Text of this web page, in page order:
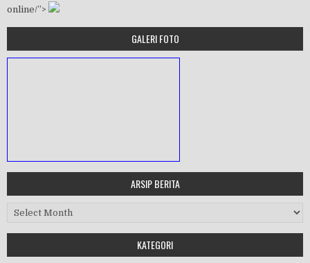
online/”>
GALERI FOTO
Workshop Perangkat 2019
ARSIP BERITA
Arsip Berita
KATEGORI